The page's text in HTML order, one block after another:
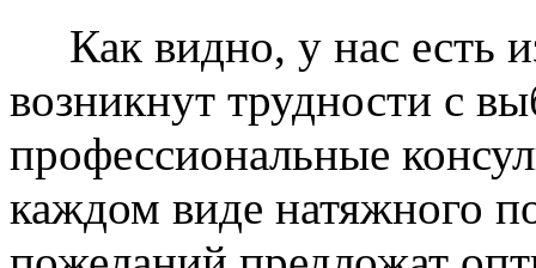
Как видно, у нас есть
возникнут трудности с
профессиональные
каждом виде натяжного